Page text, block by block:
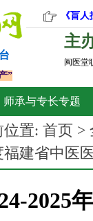
师承与专长专题
”
《盲
主
闽医堂
位置: 首页 >
福建省中医
2025